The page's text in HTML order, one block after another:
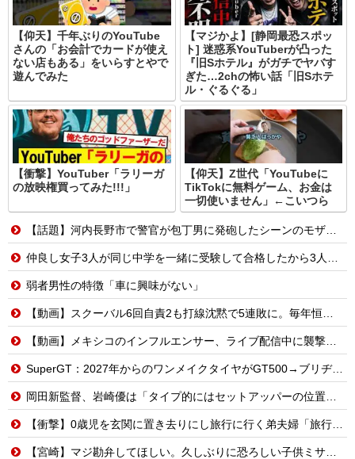
【仰天】千年ぶりのYouTube
さんの「お会計でカードが使え
ない店もある」をいらすとやで
遊んでみた
【マジかよ】[静岡最恐スポッ
ト] 迷惑系YouTuberが凸った
『旧Sホテル』がガチでヤバす
ぎた…2chの怖い話「旧Sホテ
ル・ぐるぐる」
【衝撃】YouTuber「ラリーガ
の放映権買ってみた!!!」
【仰天】Z世代「YouTubeに
TikTokに無料ゲーム、お金は
一切使いません」←こいつら
【話題】河内長野市で警官が包丁男に発砲したシーンのモザ無し映像が公開される。
仲良し女子3人が同じ中学を一緒に受験して合格したから3人で進学するんだってと言ってる
弱者男性の特徴「車に興味がない」
【動画】スクーバル6回自責2も打線沈黙で5連敗に。毎年恒例の苦しい時期に入るドジャースファン
【動画】メキシコのインフルエンサー、ライブ配信中に襲撃されて死亡。
SuperGT：2027年からのワンメイクタイヤがGT500→ブリヂストン、GT300→ダンロップに決まったわけだが
岡田新監督、岩崎優は「タイプ的にはセットアッパーの位置が一番合うてる」←おーん
【衝撃】0歳児を玄関に置き去りにし旅行に行く弟夫婦「旅行中、1ヶ月世話しろw」18年後に返せと言われ「お前らの子供、捨てたよ?」「は!?」
【宮崎】マジ勘弁してほしい。久しぶりに恐ろしい子供ミサイルを見た。